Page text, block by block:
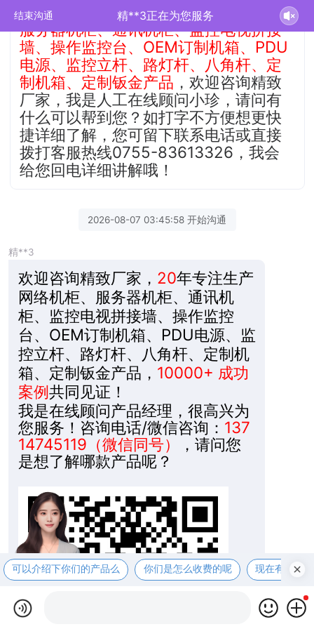
结束沟通 精**3正在为您服务
精致厂家 匠心专注生产网络机柜、
服务器机柜、通讯机柜、监控电视拼接
墙、操作监控台、OEM订制机箱、PDU
电源、监控立杆、路灯杆、八角杆、定
制机箱、定制钣金产品 ，欢迎咨询精致
厂家，我是人工在线顾问小珍，请问有
什么可以帮到您？如打字不方便想更快
捷详细了解，您可留下联系电话或直接
拨打客服热线0755-83613326，我会
给您回电详细讲解哦！
2026-08-07 03:45:58 开始沟通
精**3
欢迎咨询精致厂家， 20年专注生产
网络机柜、服务器机柜、通讯机
柜、监控电视拼接墙、操作监控
台、OEM订制机箱、PDU电源、监
控立杆、路灯杆、八角杆、定制机
箱、定制钣金产品， 10000+ 成功
案例共同见证！
我是在线顾问产品经理，很高兴为
您服务！咨询电话/微信咨询： 137
14745119（微信同号）
，请问您
是想了解哪款产品呢？
可以介绍下你们的产品么 你们是怎么收费的呢 现在有优惠